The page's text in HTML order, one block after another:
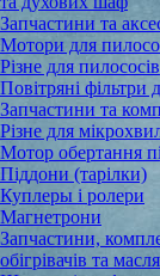
Запчастини та
Мотори для
Різне для пилососів
Повітряні фільтри
Запчастини та
Різне для
Мотор обертання
Піддони (тарілки)
Куплеры і ролери
Магнетрони
Запчастини,
обігрівачів та